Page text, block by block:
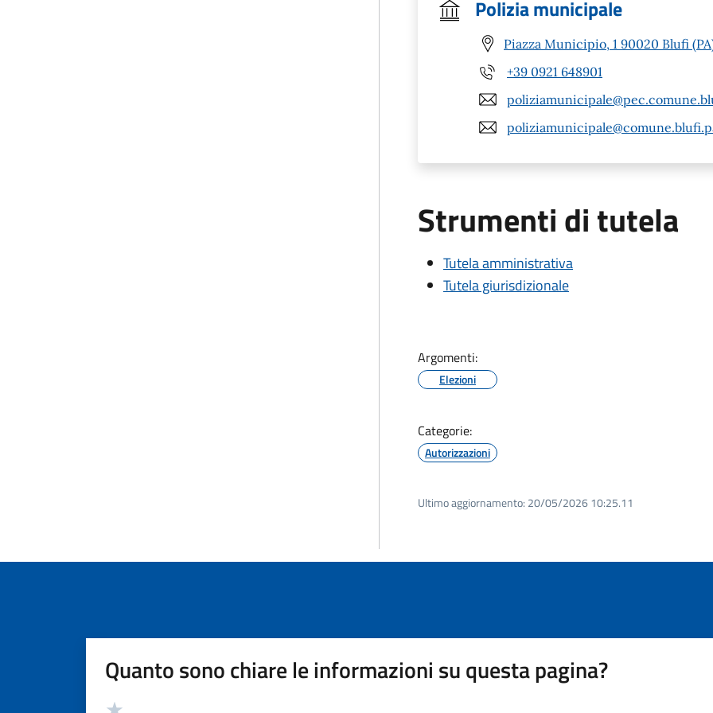
Polizia municipale
Piazza Municipio, 1 90020 Blufi
+39 0921 648901
Strumenti di tutela
Tutela amministrativa
Tutela giurisdizionale
Argomenti:
Elezioni
Categorie:
Autorizzazioni
Ultimo aggiornamento: 20/05/2026 10:25.11
Quanto sono chiare le informazioni su questa pagina?
Valutazione